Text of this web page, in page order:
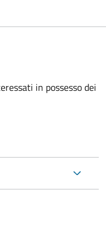
in possesso dei